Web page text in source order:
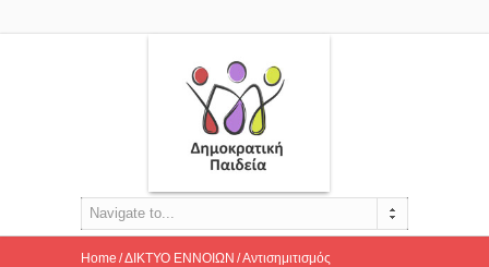
Navigate to...
Home ΔΙΚΤΥΟ ΕΝΝΟΙΩΝ
Αντισημιτισμός